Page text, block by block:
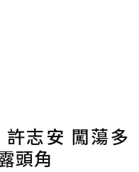
志安 闖蕩多
頭角